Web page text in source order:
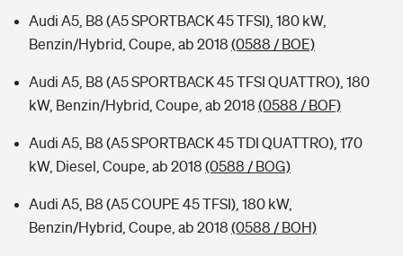
Audi A5, B8 (A5 SPORTBACK 45 TFSI), 180 kW,
Benzin/Hybrid, Coupe, ab 2018 (0588 / BOE)
Audi A5, B8 (A5 SPORTBACK 45 TFSI QUATTRO), 180
kW, Benzin/Hybrid, Coupe, ab 2018 (0588 / BOF)
Audi A5, B8 (A5 SPORTBACK 45 TDI QUATTRO), 170
kW, Diesel, Coupe, ab 2018 (0588 / BOG)
Audi A5, B8 (A5 COUPE 45 TFSI), 180 kW,
Benzin/Hybrid, Coupe, ab 2018 (0588 / BOH)